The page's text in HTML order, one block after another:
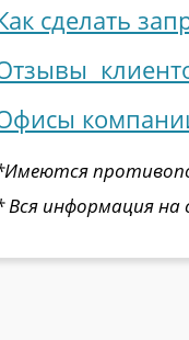
сделать
Вся информация на